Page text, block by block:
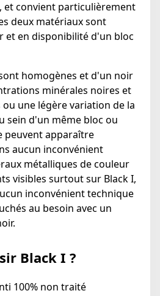
et convient particulièrement
deux matériaux sont
et en disponibilité d'un bloc
homogènes et d'un noir
minérales noires et
ou une légère variation de la
sein d'un même bloc ou
peuvent apparaître
aucun inconvénient
métalliques de couleur
visibles surtout sur Black I,
inconvénient technique
au besoin avec un
Black I ?
100% non traité